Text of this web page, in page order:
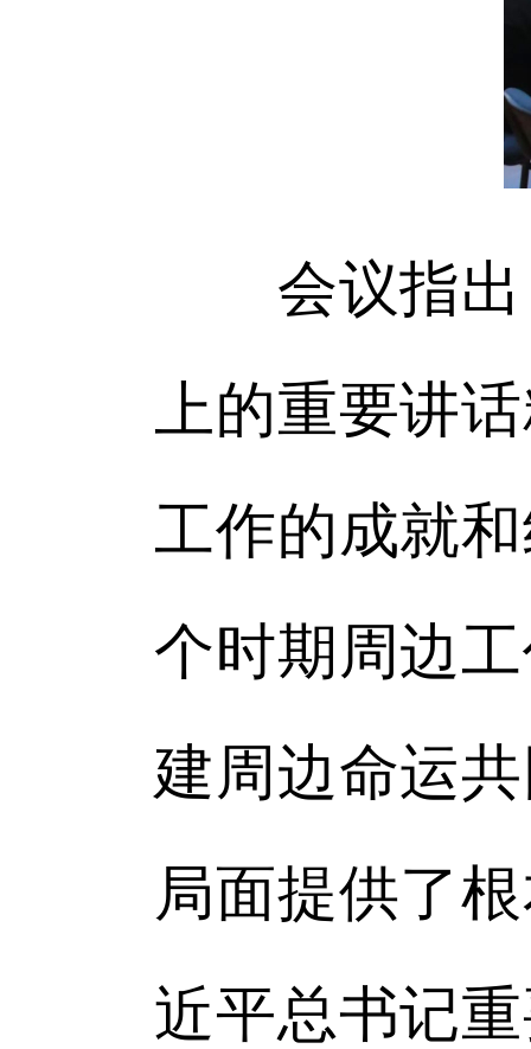
会议指出
上的重要讲
工作的成就
个时期周边
建周边命运
局面提供了
近平总书记